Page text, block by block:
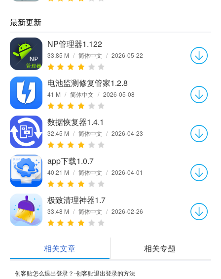
最新更新
NP管理器1.122
33.85 M / 简体中文 / 2026-05-22
电池监测修复管家1.2.8
41 M / 简体中文 / 2026-05-08
数据恢复器1.4.1
32.45 M / 简体中文 / 2026-04-23
app下载1.0.7
40.21 M / 简体中文 / 2026-04-01
极致清理神器1.7
33.48 M / 简体中文 / 2026-02-26
相关文章 相关专题
创客贴怎么退出登录？-创客贴退出登录的方法